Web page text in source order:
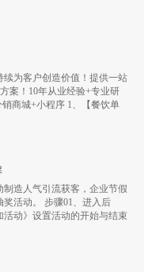
为客户创造价值！提供一站
案！10年从业经验+专业研
商城+小程序 1、【餐饮单
造人气引流获客，企业节假
活动。 步骤01、进入后
动》设置活动的开始与结束